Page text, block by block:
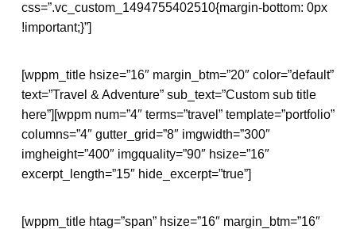
css=”.vc_custom_1494755402510{margin-bottom: 0px
!important;}”]
[wppm_title hsize=”16″ margin_btm=”20″ color=”default”
text=”Travel & Adventure” sub_text=”Custom sub title
here”][wppm num=”4″ terms=”travel” template=”portfolio”
columns=”4″ gutter_grid=”8″ imgwidth=”300″
imgheight=”400″ imgquality=”90″ hsize=”16″
excerpt_length=”15″ hide_excerpt=”true”]
[wppm_title htag=”span” hsize=”16″ margin_btm=”16″